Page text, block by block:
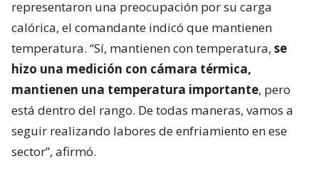
representaron una preocupación por su carga
calórica, el comandante indicó que mantienen
temperatura. “Sí, mantienen con temperatura, se
hizo una medición con cámara térmica,
mantienen una temperatura importante, pero
está dentro del rango. De todas maneras, vamos a
seguir realizando labores de enfriamiento en ese
sector”, afirmó.